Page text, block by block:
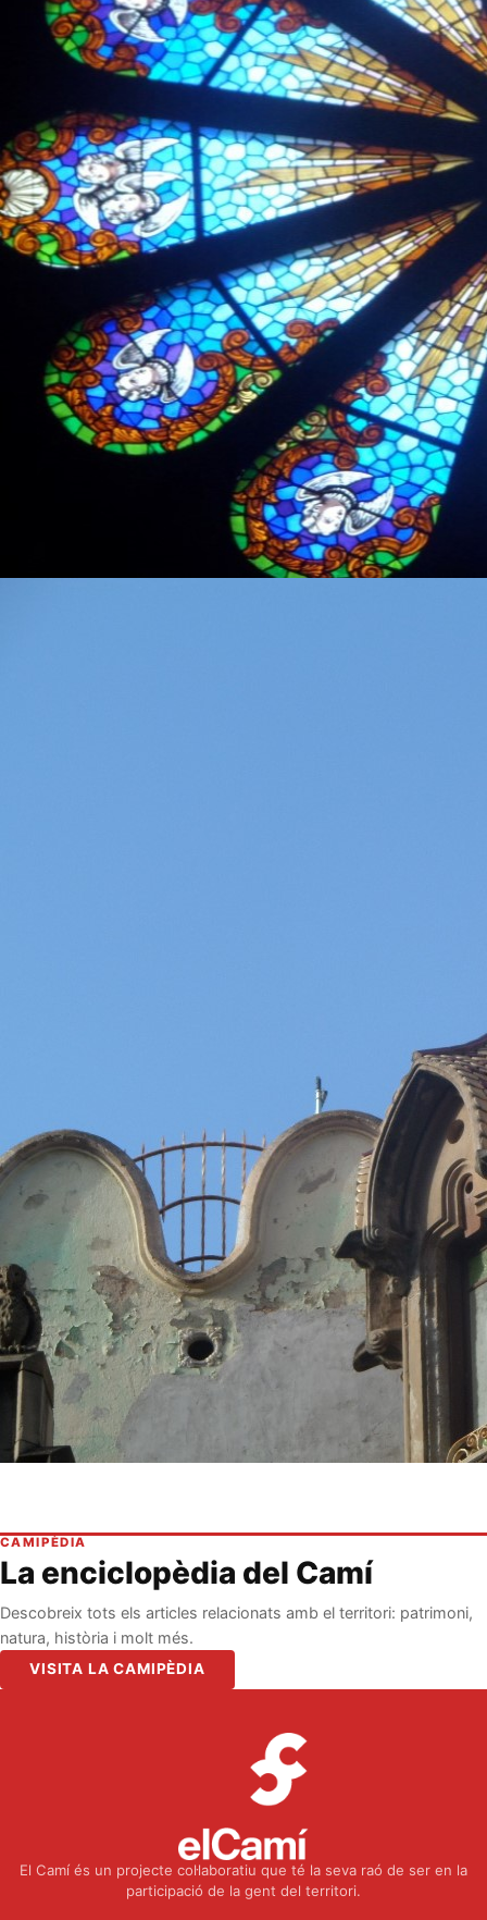
CAMIPÈDIA
La enciclopèdia del Camí
Descobreix tots els articles relacionats amb el territori: patrimoni,
natura, història i molt més.
VISITA LA CAMIPÈDIA
El Camí és un projecte col·laboratiu que té la seva raó de ser en la
participació de la gent del territori.